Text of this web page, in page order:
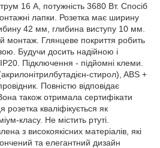
16 А, потужність 3680 Вт. Спосіб
лапки. Розетка має ширину
42 мм, глибина виступу 10 мм.
монтаж. Глянцеве покриття робить
Будучи досить надійною і
Підключення - підйомні клеми.
стирол), ABS +
Повністю відповідає
також отримала сертифікати
кваліфікується як
класу. Не містить ртуті.
з високоякісних матеріалів, які
та елегантний дизайн